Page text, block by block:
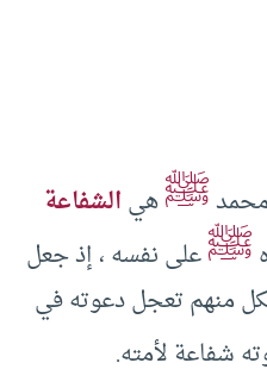
ﷺهيالشفاعة
ﷺعلى نفسه ، إذ جعل
منهم تعجل دعوته في
شفاعة لأمته.